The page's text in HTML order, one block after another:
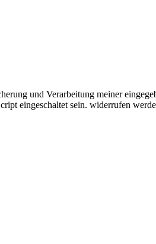
und Verarbeitung meiner
eingeschaltet sein. widerrufen